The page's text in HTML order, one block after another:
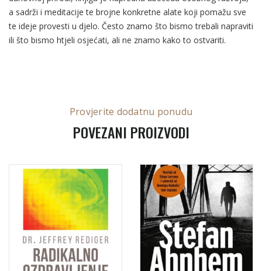
a sadrži i meditacije te brojne konkretne alate koji pomažu sve
te ideje provesti u djelo. Često znamo što bismo trebali napraviti
ili što bismo htjeli osjećati, ali ne znamo kako to ostvariti.
Provjerite dodatnu ponudu
POVEZANI PROIZVODI